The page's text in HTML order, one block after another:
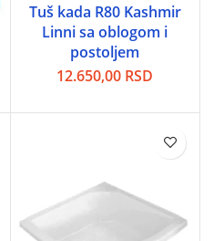
Tuš kada R80 Kashmir
Linni sa oblogom i
postoljem
12.650,00 RSD